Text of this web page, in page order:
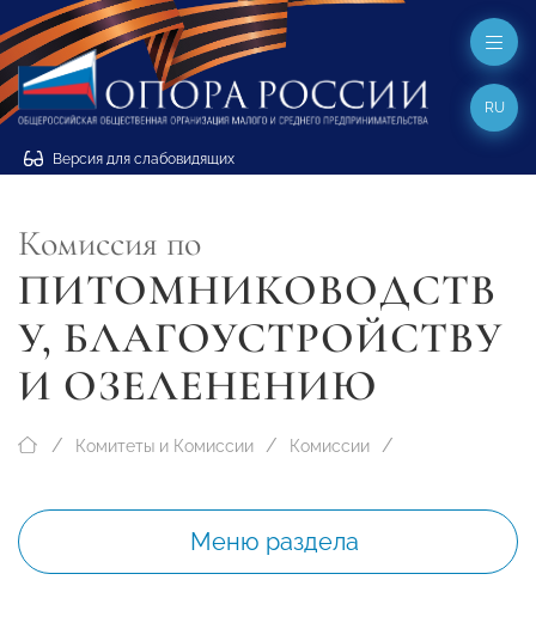
Версия для слабовидящих
RU
Комиссия по
ПИТОМНИКОВОДСТВ
У, БЛАГОУСТРОЙСТВУ
И ОЗЕЛЕНЕНИЮ
Комитеты и Комиссии Комиссии
Меню раздела